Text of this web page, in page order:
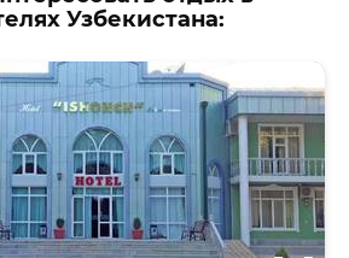
Узбекистана: